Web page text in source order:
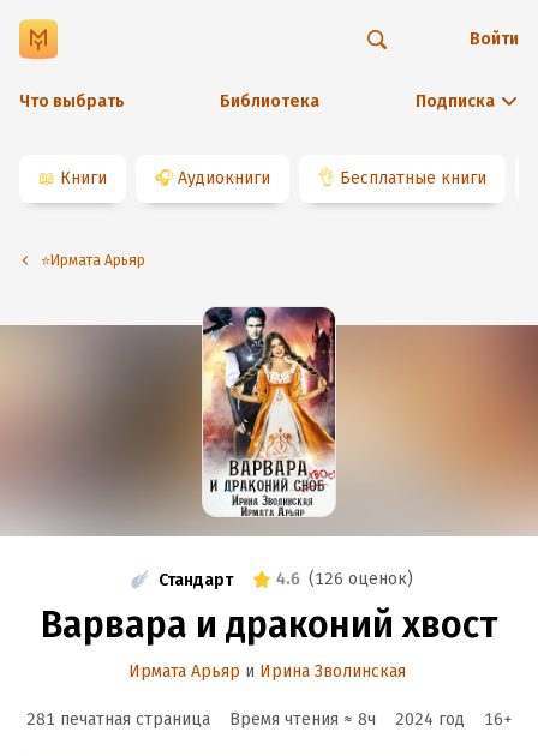
Что выбрать Библиотека Подписка
Войти
📖 Книги 🎧 Аудиокниги 👌 Бесплатные книги
⭐️Ирмата Арьяр
Стандарт 4.6 (126 оценок)
Варвара и драконий хвост
Ирмата Арьяр и Ирина Зволинская
281 печатная страница Время чтения ≈ 8ч 2024 год 16+